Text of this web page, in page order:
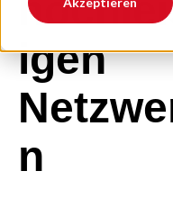
igen
n